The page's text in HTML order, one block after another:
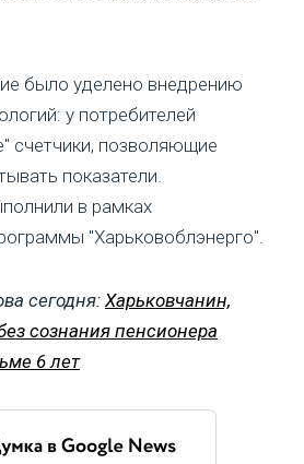
было уделено внедрению
у потребителей
счетчики, позволяющие
показатели.
в рамках
"Харьковоблэнерго".
сегодня: Харьковчанин,
сознания пенсионера
6 лет